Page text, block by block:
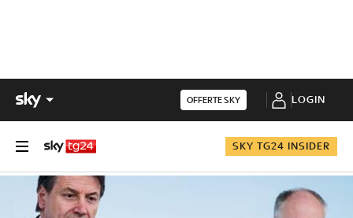
OFFERTE SKY LOGIN
SKY TG24 INSIDER